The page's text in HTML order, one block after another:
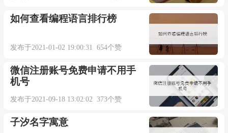
如何查看编程语言排行榜
发布于2021-01-02 19:00:31 654个赞
微信注册账号免费申请不用手
机号
发布于2021-09-18 13:02:02 373个赞
子汐名字寓意